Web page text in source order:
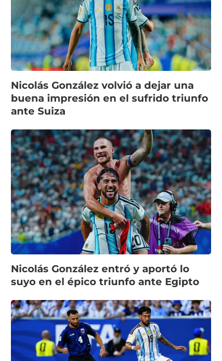
Nicolás González volvió a dejar una
buena impresión en el sufrido triunfo
ante Suiza
Nicolás González entró y aportó lo
suyo en el épico triunfo ante Egipto